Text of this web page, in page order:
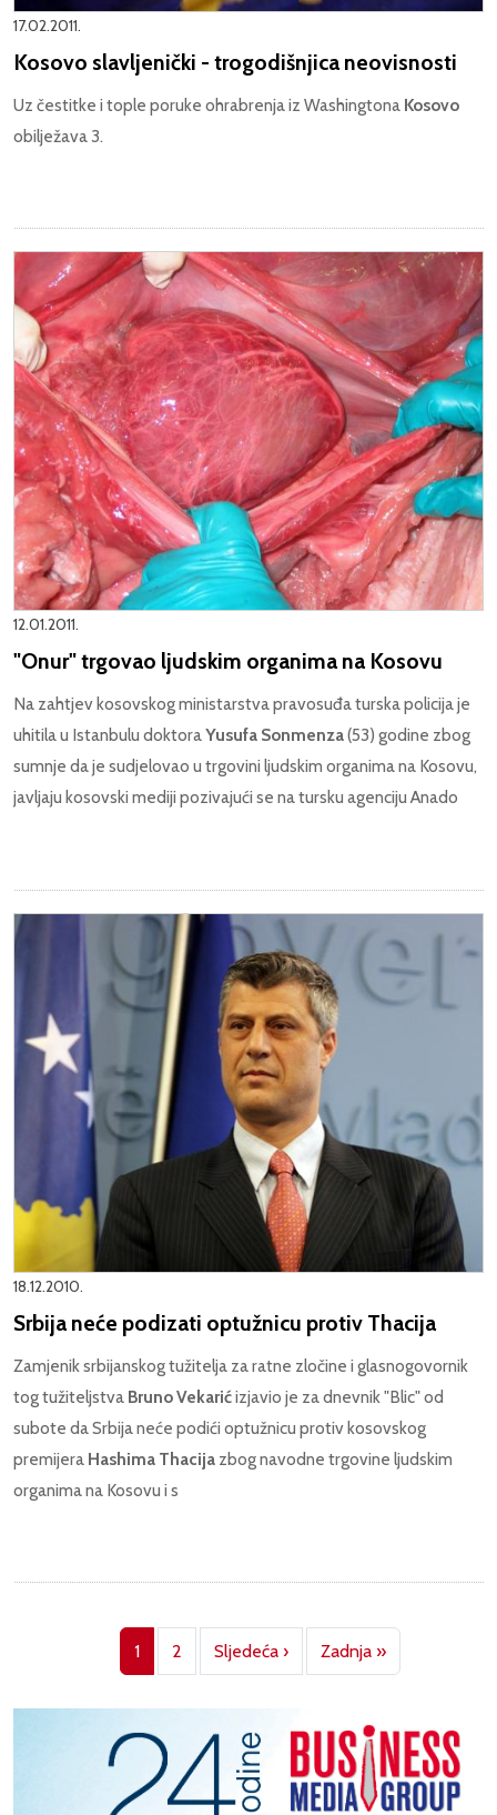
17.02.2011.
Kosovo slavljenički - trogodišnjica neovisnosti
Uz čestitke i tople poruke ohrabrenja iz Washingtona Kosovo
obilježava 3.
12.01.2011.
"Onur" trgovao ljudskim organima na Kosovu
Na zahtjev kosovskog ministarstva pravosuđa turska policija je
uhitila u Istanbulu doktoraYusufa Sonmenza(53) godine zbog
sumnje da je sudjelovao u trgovini ljudskim organima na Kosovu,
javljaju kosovski mediji pozivajući se na tursku agenciju Anado
18.12.2010.
Srbija neće podizati optužnicu protiv Thacija
Zamjenik srbijanskog tužitelja za ratne zločine i glasnogovornik
tog tužiteljstva Bruno Vekarićizjavio je za dnevnik "Blic" od
subote da Srbija neće podići optužnicu protiv kosovskog
premijera Hashima Thacija zbog navodne trgovine ljudskim
organima na Kosovu i s
1 2 Sljedeća ›Next page
Zadnja »Last page